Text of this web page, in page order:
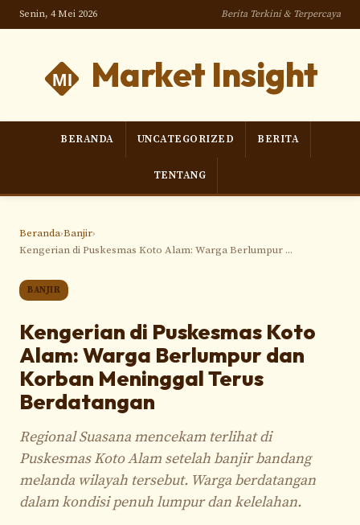
Senin, 4 Mei 2026 Berita Terkini & Terpercaya
Market Insight
BERANDA UNCATEGORIZED BERITA
TENTANG
Beranda›Banjir›
Kengerian di Puskesmas Koto Alam: Warga Berlumpur ...
BANJIR
Kengerian di Puskesmas Koto
Alam: Warga Berlumpur dan
Korban Meninggal Terus
Berdatangan
Regional Suasana mencekam terlihat di
Puskesmas Koto Alam setelah banjir bandang
melanda wilayah tersebut. Warga berdatangan
dalam kondisi penuh lumpur dan kelelahan.